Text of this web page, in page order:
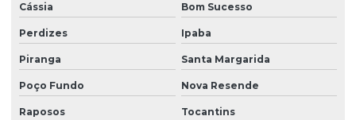
Cássia Bom Sucesso
Perdizes Ipaba
Piranga Santa Margarida
Poço Fundo Nova Resende
Raposos Tocantins